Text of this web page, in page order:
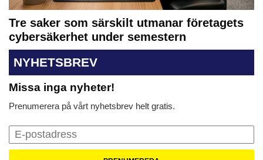
Tre saker som särskilt utmanar företagets
cybersäkerhet under semestern
NYHETSBREV
Missa inga nyheter!
Prenumerera på vårt nyhetsbrev helt gratis.